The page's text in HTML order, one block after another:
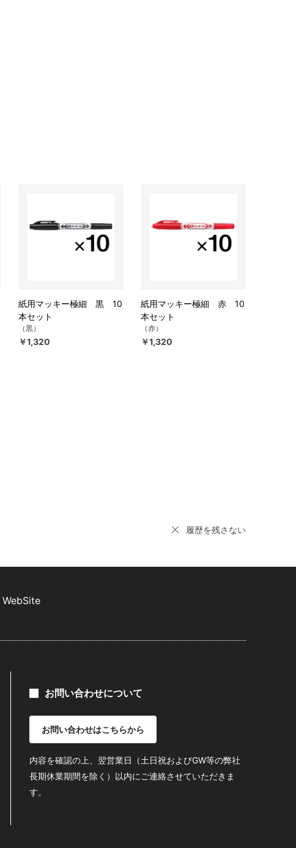
紙用マッキー極細 黒 10
本セット
（黒）
￥1,320
紙用マッキー極細 赤 10
本セット
（赤）
￥1,320
履歴を残さない
WebSite
お問い合わせについて
お問い合わせはこちらから
内容を確認の上、翌営業日（土日祝およびGW等の弊社
長期休業期間を除く）以内にご連絡させていただきま
す。